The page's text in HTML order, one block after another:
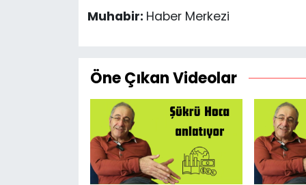
Muhabir: Haber Merkezi
Öne Çıkan Videolar